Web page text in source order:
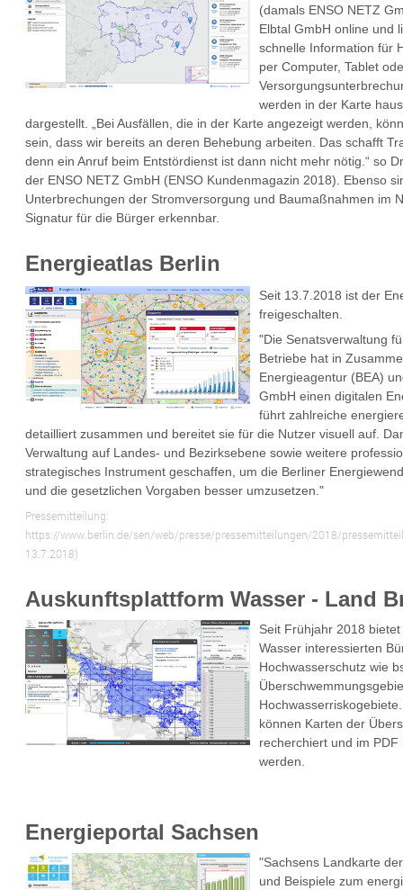
(damals ENSO NETZ
Elbtal GmbH online und
schnelle Information für
per Computer, Tablet
werden in der Karte
dargestellt. „Bei Ausfällen, die in der Karte angezeigt werden,
sein, dass wir bereits an deren Behebung arbeiten. Das schafft
denn ein Anruf beim Entstördienst ist dann nicht mehr nötig.“ so
der ENSO NETZ GmbH (ENSO Kundenmagazin 2018). Ebenso
Unterbrechungen der Stromversorgung und Baumaßnahmen im
Signatur für die Bürger erkennbar.
Energieatlas Berlin
Seit 13.7.2018 ist der
freigeschalten.
"Die Senatsverwaltung
Betriebe hat in
Energieagentur (BEA)
GmbH einen digitalen
führt zahlreiche
detailliert zusammen und bereitet sie für die Nutzer visuell auf.
Verwaltung auf Landes- und Bezirksebene sowie weitere
strategisches Instrument geschaffen, um die Berliner
und die gesetzlichen Vorgaben besser umzusetzen."
Pressemitteilung:
https://www.berlin.de/sen/web/presse/pressemitteilungen/2018/
13.7.2018)
Auskunftsplattform Wasser - Land
Seit Frühjahr 2018
Wasser interessierten
Hochwasserschutz wie
können Karten der
recherchiert und im
werden.
Energieportal Sachsen
"Sachsens Landkarte
und Beispiele zum